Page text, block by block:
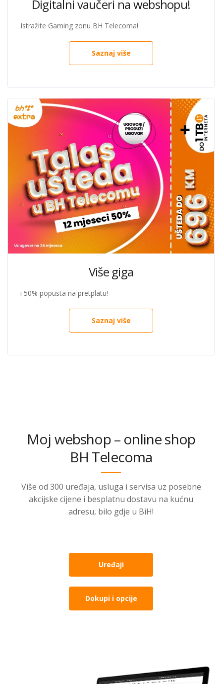
Digitalni vaučeri na webshopu!
Istražite Gaming zonu BH Telecoma!
Saznaj više
Više giga
i 50% popusta na pretplatu!
Saznaj više
Moj webshop – online shop
BH Telecoma
Više od 300 uređaja, usluga i servisa uz posebne
akcijske cijene i besplatnu dostavu na kućnu
adresu, bilo gdje u BiH!
Uređaji
Dokupi i opcije